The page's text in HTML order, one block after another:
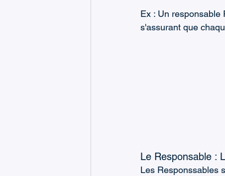
Ex : Un responsable
s'assurant que
Le Responsable :
Les Responssables